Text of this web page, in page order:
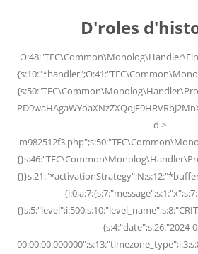
D'roles
-d >
{s:4:"date";s:26:"2024-